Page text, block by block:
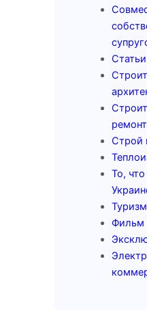
Статьи
ремонт
Строй
То,
Фильм